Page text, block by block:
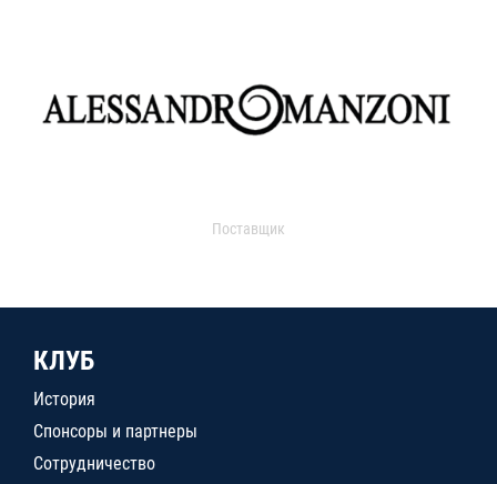
Поставщик
КЛУБ
История
Спонсоры и партнеры
Сотрудничество